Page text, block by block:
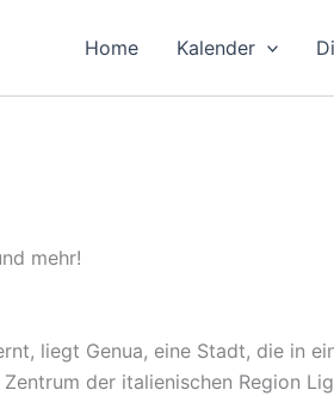
Home Kalender
mehr!
liegt Genua, eine Stadt, die in
der italienischen Region